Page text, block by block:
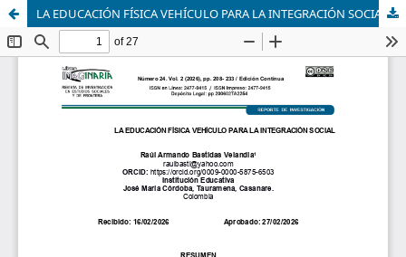
LA EDUCACIÓN FÍSICA VEHÍCULO PARA LA INTEGRACIÓN SOCIAL